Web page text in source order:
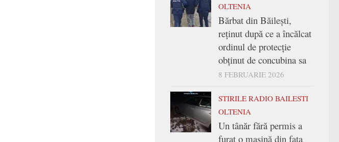
OLTENIA
Bărbat din Băilești,
reținut după ce a încălcat
ordinul de protecție
obținut de concubina sa
8 FEBRUARIE 2026
STIRILE RADIO BAILESTI
OLTENIA
Un tânăr fără permis a
furat o mașină din fața